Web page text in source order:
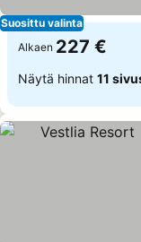
Suosittu valinta
Alkaen 227 €
Näytä hinnat 11